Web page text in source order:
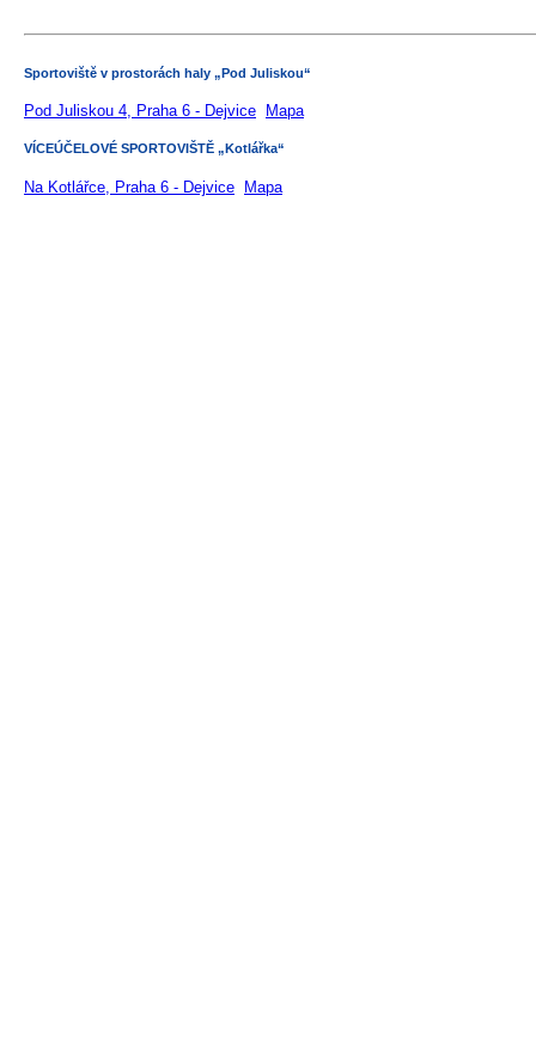
Sportoviště v prostorách haly „Pod Juliskou“
Pod Juliskou 4, Praha 6 - Dejvice Mapa
VÍCEÚČELOVÉ SPORTOVIŠTĚ „Kotlářka“
Na Kotlářce, Praha 6 - Dejvice Mapa